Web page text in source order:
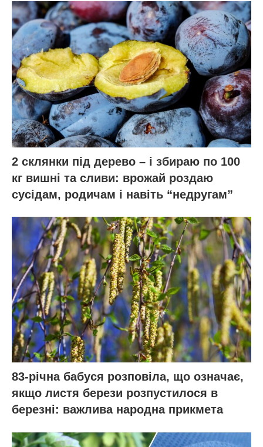
2 склянки під дерево – і збираю по 100
кг вишні та сливи: врожай роздаю
сусідам, родичам і навіть “недругам”
83-річна бабуся розповіла, що означає,
якщо листя берези розпустилося в
березні: важлива народна прикмета